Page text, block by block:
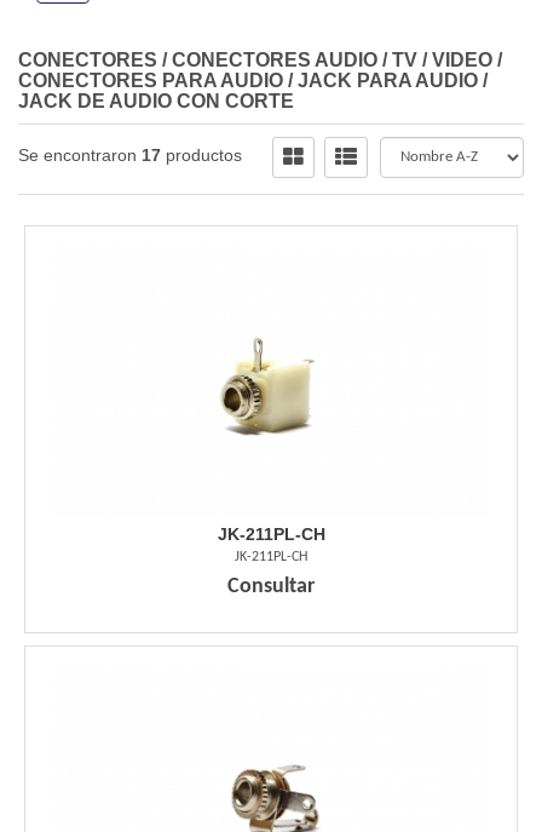
CONECTORES /CONECTORES AUDIO / TV / VIDEO /
CONECTORES PARA AUDIO /JACK PARA AUDIO /
JACK DE AUDIO CON CORTE
Se encontraron 17 productos
JK-211PL-CH
JK-211PL-CH
Consultar